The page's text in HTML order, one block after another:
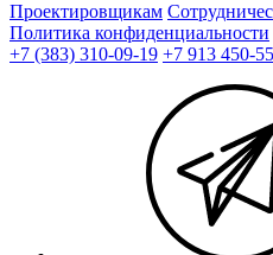
Проектировщикам
Политика конфиденциальности
+7 (383) 310-09-19 +7 913 450-